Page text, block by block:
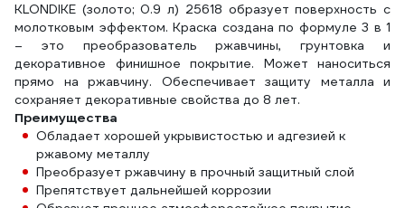
KLONDIKE (золото; 0.9 л) 25618 образует поверхность с
молотковым эффектом. Краска создана по формуле 3 в 1
– это преобразователь ржавчины, грунтовка и
декоративное финишное покрытие. Может наноситься
прямо на ржавчину. Обеспечивает защиту металла и
сохраняет декоративные свойства до 8 лет.
Преимущества
Обладает хорошей укрывистостью и адгезией к
ржавому металлу
Преобразует ржавчину в прочный защитный слой
Препятствует дальнейшей коррозии